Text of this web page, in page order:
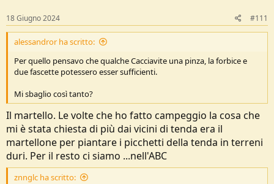
:
18 Giugno 2024 #111
alessandror ha scritto:
Per quello pensavo che qualche Cacciavite una pinza, la forbice e
due fascette potessero esser sufficienti.
Mi sbaglio così tanto?
Il martello. Le volte che ho fatto campeggio la cosa che
mi è stata chiesta di più dai vicini di tenda era il
martellone per piantare i picchetti della tenda in terreni
duri. Per il resto ci siamo ...nell'ABC
znnglc ha scritto: